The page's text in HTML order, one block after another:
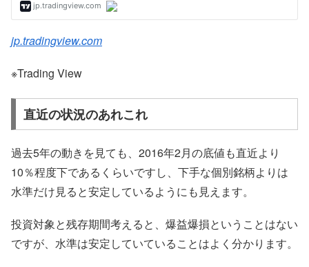
jp.tradingview.com
※Trading View
直近の状況のあれこれ
過去5年の動きを見ても、2016年2月の底値も直近より
10％程度下であるくらいですし、下手な個別銘柄よりは
水準だけ見ると安定しているようにも見えます。
投資対象と残存期間考えると、爆益爆損ということはない
ですが、水準は安定していていることはよく分かります。